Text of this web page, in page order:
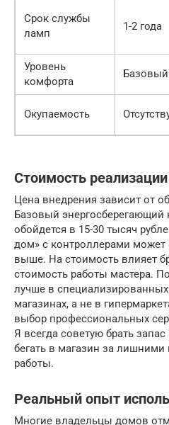
Срок службы
ламп
1-2 года
Уровень
комфорта
Базовый
Окупаемость
Стоимость
Цена внедрения зависит от
Базовый энергосберегающий
обойдется в 15-30 тысяч
дом» с контроллерами может
выше. На стоимость влияет
стоимость работы мастера.
лучше в специализированных
магазинах, а не в
выбор профессиональных
Я всегда советую брать
бегать в магазин за
работы.
Реальный опыт
Многие владельцы домов